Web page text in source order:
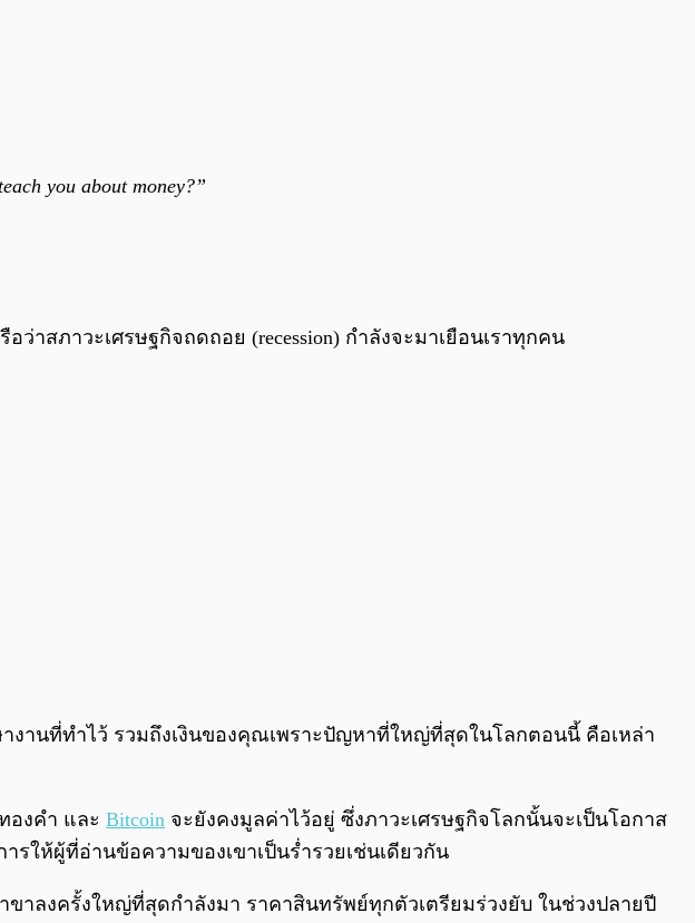
you about money?”
าสภาวะเศรษฐกิจถดถอย (recession) กำลังจะมาเยือนเราทุกคน
งานที่ทำไว้ รวมถึงเงินของคุณเพราะปัญหาที่ใหญ่ที่สุดในโลกตอนนี้ คือเหล่า
องคำ และ Bitcoin จะยังคงมูลค่าไว้อยู่ ซึ่งภาวะเศรษฐกิจโลกนั้นจะเป็นโอกาส
รให้ผู้ที่อ่านข้อความของเขาเป็นร่ำรวยเช่นเดียวกัน
าลงครั้งใหญ่ที่สุดกำลังมา ราคาสินทรัพย์ทุกตัวเตรียมร่วงยับ ในช่วงปลายปี